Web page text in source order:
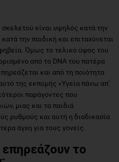
είναι υψηλός κατά την
την παιδική και επιταχύνεται
Όμως το τελικό ύψος του
από το DNA του πατέρα
και από τη ποιότητα
της εκπομής «Υγεία πάνω απ'
παράγοντες που
μιας και τα παιδιά
ρυθμούς και αυτή η διαδικασία
άγχη για τους γονείς.
επηρεάζουν το